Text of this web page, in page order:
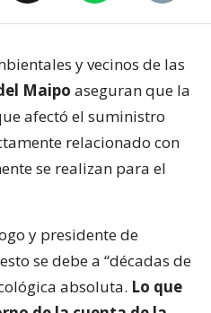
y vecinos de las
Maipo aseguran que la
afectó el suministro
relacionado con
se realizan para el
y presidente de
se debe a “décadas de
absoluta. Lo que